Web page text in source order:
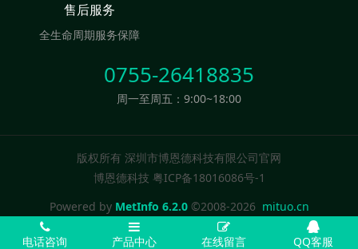
售后服务
全生命周期服务保障
0755-26418835
周一至周五：9:00~18:00
版权所有 深圳市博恩德科技有限公司官网
博恩德科技 粤ICP备18016086号-1
Powered by MetInfo 6.2.0©2008-2026 mituo.cn
电话咨询 产品中心 在线留言 QQ客服